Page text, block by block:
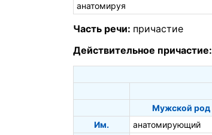
анатомируя
Часть речи: причастие
Действительное причастие:
Мужской род
Им.
анатомирующий